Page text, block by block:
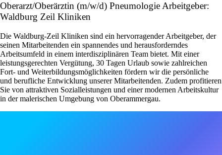
Oberarzt/Oberärztin (m/w/d) Pneumologie Arbeitgeber:
Waldburg Zeil Kliniken
Die Waldburg-Zeil Kliniken sind ein hervorragender Arbeitgeber, der
seinen Mitarbeitenden ein spannendes und herausforderndes
Arbeitsumfeld in einem interdisziplinären Team bietet. Mit einer
leistungsgerechten Vergütung, 30 Tagen Urlaub sowie zahlreichen
Fort- und Weiterbildungsmöglichkeiten fördern wir die persönliche
und berufliche Entwicklung unserer Mitarbeitenden. Zudem profitieren
Sie von attraktiven Sozialleistungen und einer modernen Arbeitskultur
in der malerischen Umgebung von Oberammergau.